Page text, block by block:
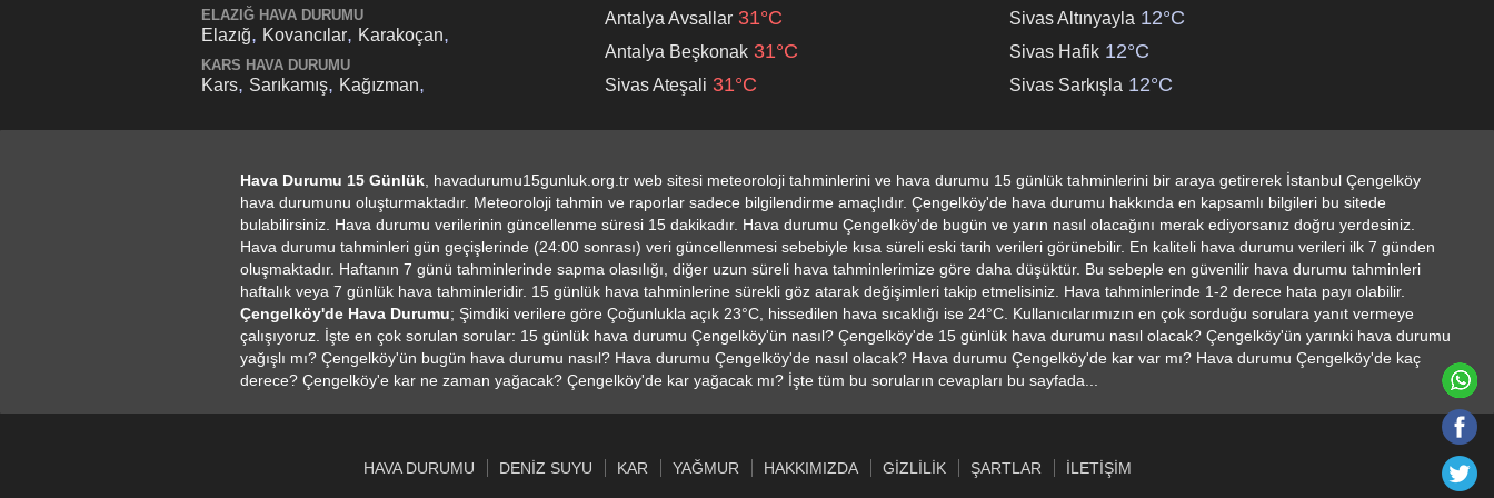
TAHTAKALE HAVA DURUMU SINANAĞA HAVA DURUMU KÜRKÇÜBAŞI HAVA DURUMU
ŞAHKULU HAVA DURUMU ŞEHSUVAR HAVA DURUMU SULTANBEYLI HAVA DURUMU
ÇENGELKÖY HAVA DURUMU ÇAMLICA HAVA DURUMU ALTUNIZADE HAVA DURUMU
OKMEYDANI HAVA DURUMU ATIŞALANI HAVA DURUMU AŞÇIBAŞI HAVA DURUMU BÜLBÜL HAVA DURUMU
BALAT KARABAŞ HAVA DURUMU CIHANNÜMA HAVA DURUMU
CAMII KEBIR HAVA DURUMU BEREKETZADE HAVA DURUMU KULAKSIZ HAVA DURUMU
İNÖNÜ HAVA DURUMU KOCATEPE HAVA DURUMU İSKENDERPAŞA HAVA DURUMU
İÇERENKÖY HAVA DURUMU ALTAYÇEŞME HAVA DURUMU ESATPAŞA HAVA DURUMU
Sivas Altınyayla 12°C
Sivas Hafik 12°C
Sivas Sarkışla 12°C
Antalya Avsallar 31°C
Antalya Beşkonak 31°C
Sivas Ateşali 31°C
ELAZIĞ HAVA DURUMU
Elazığ, Kovancılar, Karakoçan,
KARS HAVA DURUMU
Kars, Sarıkamış, Kağızman,
Hava Durumu 15 Günlük, havadurumu15gunluk.org.tr web sitesi meteoroloji tahminlerini ve hava durumu 15 günlük tahminlerini bir araya getirerek İstanbul Çengelköy
hava durumunu oluşturmaktadır. Meteoroloji tahmin ve raporlar sadece bilgilendirme amaçlıdır. Çengelköy'de hava durumu hakkında en kapsamlı bilgileri bu sitede
bulabilirsiniz. Hava durumu verilerinin güncellenme süresi 15 dakikadır. Hava durumu Çengelköy'de bugün ve yarın nasıl olacağını merak ediyorsanız doğru yerdesiniz.
Hava durumu tahminleri gün geçişlerinde (24:00 sonrası) veri güncellenmesi sebebiyle kısa süreli eski tarih verileri görünebilir. En kaliteli hava durumu verileri ilk 7 günden
oluşmaktadır. Haftanın 7 günü tahminlerinde sapma olasılığı, diğer uzun süreli hava tahminlerimize göre daha düşüktür. Bu sebeple en güvenilir hava durumu tahminleri
haftalık veya 7 günlük hava tahminleridir. 15 günlük hava tahminlerine sürekli göz atarak değişimleri takip etmelisiniz. Hava tahminlerinde 1-2 derece hata payı olabilir.
Çengelköy'de Hava Durumu; Şimdiki verilere göre Çoğunlukla açık 23°C, hissedilen hava sıcaklığı ise 24°C. Kullanıcılarımızın en çok sorduğu sorulara yanıt vermeye
çalışıyoruz. İşte en çok sorulan sorular: 15 günlük hava durumu Çengelköy'ün nasıl? Çengelköy'de 15 günlük hava durumu nasıl olacak? Çengelköy'ün yarınki hava durumu
yağışlı mı? Çengelköy'ün bugün hava durumu nasıl? Hava durumu Çengelköy'de nasıl olacak? Hava durumu Çengelköy'de kar var mı? Hava durumu Çengelköy'de kaç
derece? Çengelköy'e kar ne zaman yağacak? Çengelköy'de kar yağacak mı? İşte tüm bu soruların cevapları bu sayfada...
HAVA DURUMU DENIZ SUYU KAR YAĞMUR HAKKIMIZDA GIZLILIK ŞARTLAR İLETIŞIM